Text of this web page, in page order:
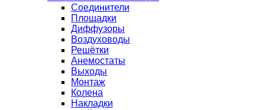
Соединители
Площадки
Диффузоры
Воздуховоды
Решётки
Анемостаты
Выходы
Монтаж
Колена
Накладки